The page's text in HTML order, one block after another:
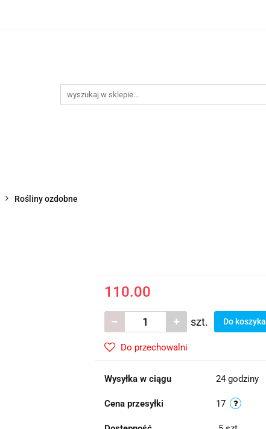
Rośliny ozdobne
110.00
szt. Do koszyka
Do przechowalni
Wysyłka w ciągu 24 godziny
Cena przesyłki 17